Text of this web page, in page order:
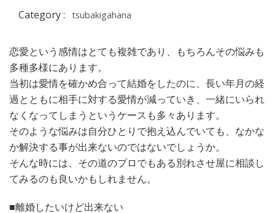
Category : tsubakigahana
恋愛という感情はとても複雑であり、もちろんその悩みも
多種多様にあります。
当初は愛情を確かめ合って結婚をしたのに、長い年月の経
過とともに相手に対する愛情が減っていき、一緒にいられ
なくなってしまうというケースも多々あります。
そのような悩みは自分ひとりで抱え込んでいても、なかな
か解決する事が出来ないのではないでしょうか。
そんな時には、その道のプロでもある別れさせ屋に相談し
てみるのも良いかもしれません。
■離婚したいけど出来ない